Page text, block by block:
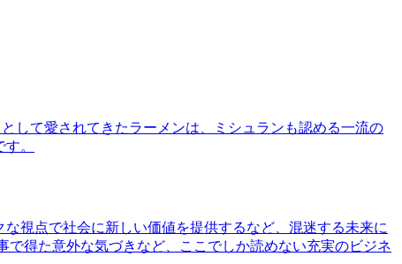
して愛されてきたラーメンは、ミシュランも認める一流の
。
視点で社会に新しい価値を提供するなど、混迷する未来に
得た意外な気づきなど、ここでしか読めない充実のビジネ